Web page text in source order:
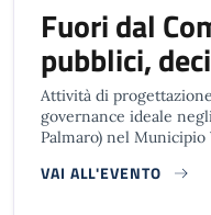
Fuori dal
pubblici,
Attività di
governance ideale
Palmaro) nel Municipio
VAI ALL'EVENTO